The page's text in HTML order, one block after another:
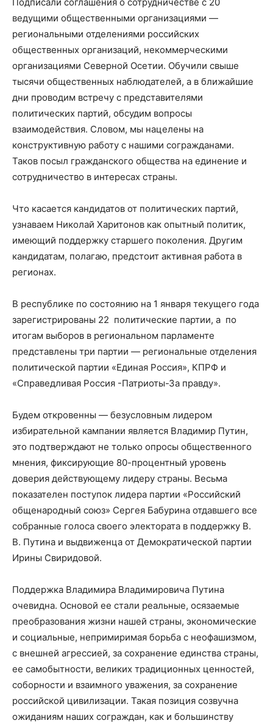
ведущими общественными организациями —
региональными отделениями российских
общественных организаций, некоммерческими
организациями Северной Осетии. Обучили свыше
тысячи общественных наблюдателей, а в ближайшие
дни проводим встречу с представителями
политических партий, обсудим вопросы
взаимодействия. Словом, мы нацелены на
конструктивную работу с нашими согражданами.
Таков посыл гражданского общества на единение и
сотрудничество в интересах страны.
Что касается кандидатов от политических партий,
узнаваем Николай Харитонов как опытный политик,
имеющий поддержку старшего поколения. Другим
кандидатам, полагаю, предстоит активная работа в
регионах.
В республике по состоянию на 1 января текущего года
зарегистрированы 22 политические партии, а по
итогам выборов в региональном парламенте
представлены три партии — региональные отделения
политической партии «Единая Россия», КПРФ и
«Справедливая Россия -Патриоты-За правду».
Будем откровенны — безусловным лидером
избирательной кампании является Владимир Путин,
это подтверждают не только опросы общественного
мнения, фиксирующие 80-процентный уровень
доверия действующему лидеру страны. Весьма
показателен поступок лидера партии «Российский
общенародный союз» Сергея Бабурина отдавшего все
собранные голоса своего электората в поддержку В.
В. Путина и выдвиженца от Демократической партии
Ирины Свиридовой.
Поддержка Владимира Владимировича Путина
очевидна. Основой ее стали реальные, осязаемые
преобразования жизни нашей страны, экономические
и социальные, непримиримая борьба с неофашизмом,
с внешней агрессией, за сохранение единства страны,
ее самобытности, великих традиционных ценностей,
соборности и взаимного уважения, за сохранение
российской цивилизации. Такая позиция созвучна
ожиданиям наших сограждан, как и большинству